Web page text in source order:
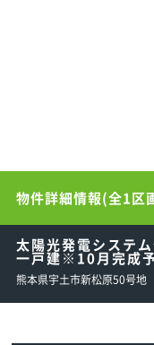
物件詳細情報(全1区
太陽光発電システ
一戸建※10月完成
熊本県宇土市新松原50号地